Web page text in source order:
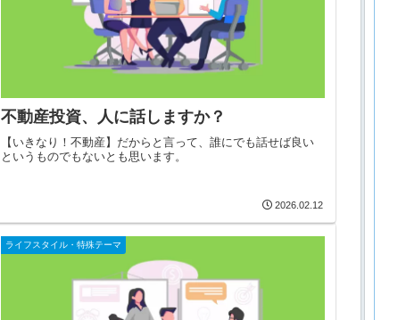
不動産投資、人に話しますか？
【いきなり！不動産】だからと言って、誰にでも話せば良い
というものでもないとも思います。
2026.02.12
ライフスタイル・特殊テーマ